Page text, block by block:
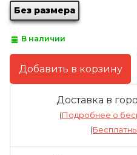
Без размера
В наличии
Доставка в
(Подробнее о
(